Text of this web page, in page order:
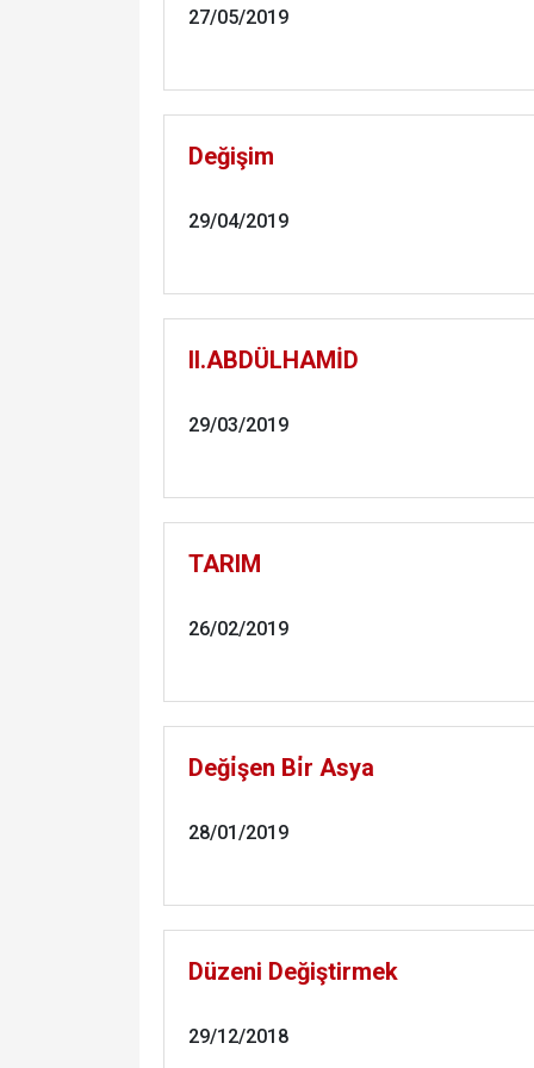
27/05/2019
Değişim
29/04/2019
II.ABDÜLHAMİD
29/03/2019
TARIM
26/02/2019
Deği̇şen Bi̇r Asya
28/01/2019
Düzeni Değiştirmek
29/12/2018